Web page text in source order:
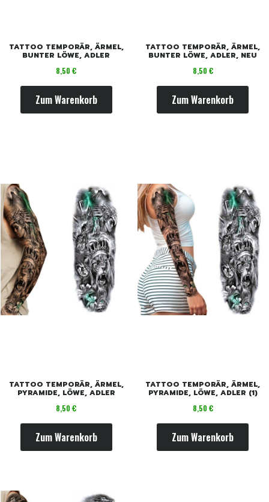
TATTOO TEMPORÄR, ÄRMEL,
BUNTER LÖWE, ADLER
Preis
8,50 €
Zum Warenkorb
TATTOO TEMPORÄR, ÄRMEL,
BUNTER LÖWE, ADLER, NEU
Preis
8,50 €
Zum Warenkorb
TATTOO TEMPORÄR, ÄRMEL,
PYRAMIDE, LÖWE, ADLER
Preis
8,50 €
Zum Warenkorb
TATTOO TEMPORÄR, ÄRMEL,
PYRAMIDE, LÖWE, ADLER (1)
Preis
8,50 €
Zum Warenkorb